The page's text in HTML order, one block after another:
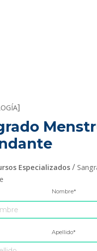
]
Especializados /
Nombre*
Apellido*